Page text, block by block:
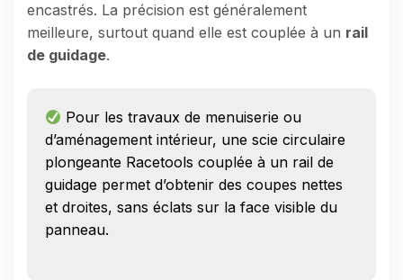
encastrés. La précision est généralement
meilleure, surtout quand elle est couplée à un rail
de guidage.
Pour les travaux de menuiserie ou
d’aménagement intérieur, une scie circulaire
plongeante Racetools couplée à un rail de
guidage permet d’obtenir des coupes nettes
et droites, sans éclats sur la face visible du
panneau.